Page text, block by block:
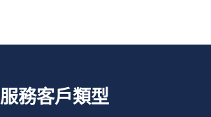
服務客戶類型